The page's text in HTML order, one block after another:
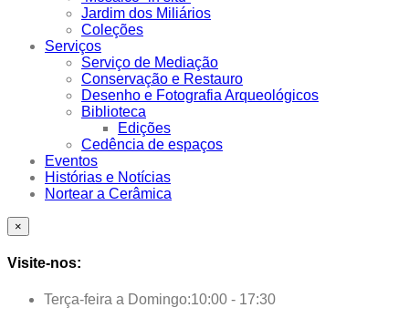
Jardim dos Miliários
Coleções
Serviços
Serviço de Mediação
Conservação e Restauro
Desenho e Fotografia Arqueológicos
Biblioteca
Edições
Cedência de espaços
Eventos
Histórias e Notícias
Nortear a Cerâmica
×
Visite-nos:
Terça-feira a Domingo:10:00 - 17:30